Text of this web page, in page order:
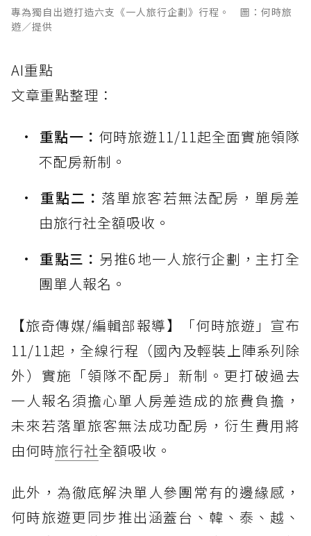
專為獨自出遊打造六支《一人旅行企劃》行程。 圖：何時旅
遊／提供
AI重點
文章重點整理：
重點一： 何時旅遊11/11起全面實施領隊
不配房新制。
重點二： 落單旅客若無法配房，單房差
由旅行社全額吸收。
重點三： 另推6地一人旅行企劃，主打全
團單人報名。
【旅奇傳媒/編輯部報導】「何時旅遊」宣布
11/11起，全線行程（國內及輕裝上陣系列除
外）實施「領隊不配房」新制。更打破過去
一人報名須擔心單人房差造成的旅費負擔，
未來若落單旅客無法成功配房，衍生費用將
由何時旅行社全額吸收。
此外，為徹底解決單人參團常有的邊緣感，
何時旅遊更同步推出涵蓋台、韓、泰、越、